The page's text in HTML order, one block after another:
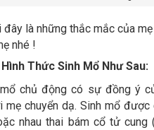
đây là những thắc mắc của
nhé !
Thức Sinh Mổ Như Sau:
chủ động có sự đồng ý
mẹ chuyển dạ. Sinh mổ
nhau thai bám cổ tử cung